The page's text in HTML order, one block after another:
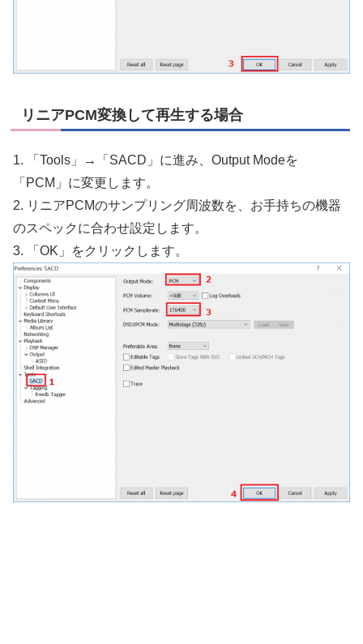
リニアPCM変換して再生する場合
1. 「Tools」→「SACD」に進み、Output Modeを
「PCM」に変更します。
2. リニアPCMのサンプリング周波数を、お手持ちの機器
のスペックに合わせ設定します。
3. 「OK」をクリックします。